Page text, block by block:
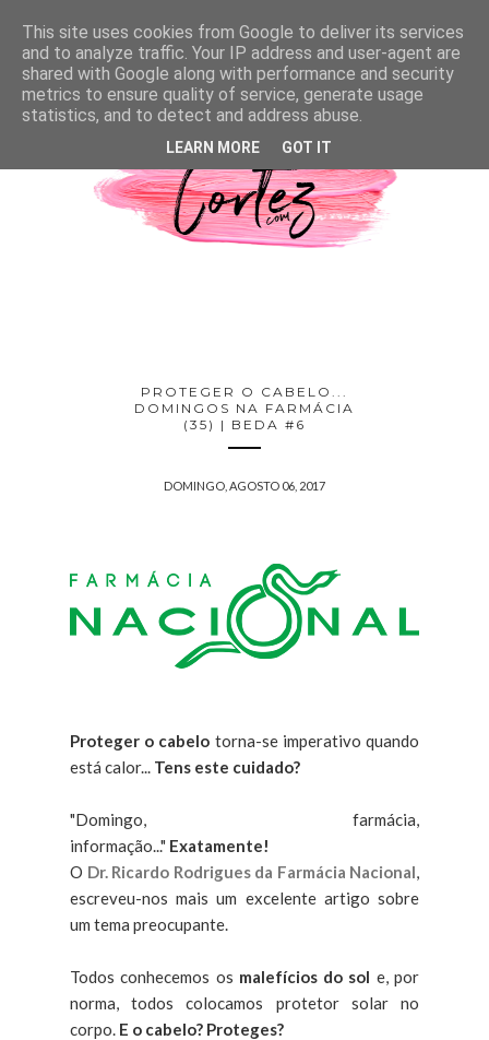
PROTEGER O CABELO...
DOMINGOS NA FARMÁCIA
(35) | BEDA #6
DOMINGO, AGOSTO 06, 2017
Proteger o cabelo torna-se imperativo quando
está calor... Tens este cuidado?
"Domingo, farmácia,
informação..." Exatamente!
O Dr. Ricardo Rodrigues da Farmácia Nacional,
escreveu-nos mais um excelente artigo sobre
um tema preocupante.
Todos conhecemos os malefícios do sol e, por
norma, todos colocamos protetor solar no
corpo. E o cabelo? Proteges?
This site uses cookies from Google to deliver its services
and to analyze traffic. Your IP address and user-agent are
shared with Google along with performance and security
metrics to ensure quality of service, generate usage
statistics, and to detect and address abuse.
LEARN MORE GOT IT